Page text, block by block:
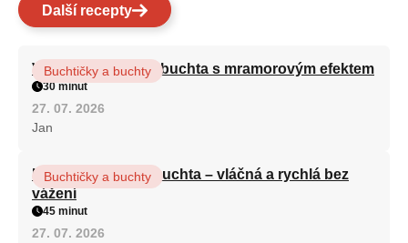
Další recepty
Vláčná olejová litá buchta s mramorovým efektem
Buchtičky a buchty
30 minut
27. 07. 2026
Jan
Hrnková maková buchta – vláčná a rychlá bez
vážení
Buchtičky a buchty
45 minut
27. 07. 2026